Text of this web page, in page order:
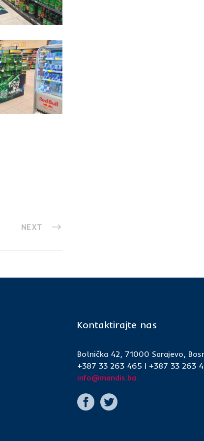
NEXT
Kontaktirajte nas
Bolnička 42, 71000 Sarajevo,
+387 33 263 465 | +387 33 263
info@mandis.ba